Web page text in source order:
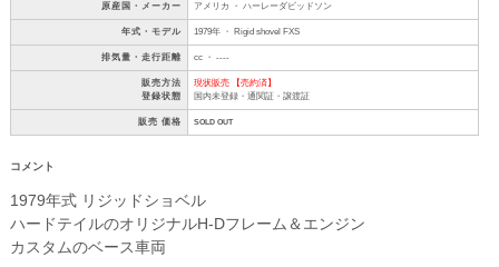
原産国・メーカー アメリカ ・ ハーレーダビッドソン
年式・モデル 1979年 ・ Rigid shovel FXS
排気量・走行距離 cc ・ ----
販売方法
登録状態
現状販売 【売約済】
国内未登録・通関証・譲渡証
販売 価格 SOLD OUT
コメント
1979年式 リジッドショベル
ハードテイルのオリジナルH-Dフレーム＆エンジン
カスタムのベース車両